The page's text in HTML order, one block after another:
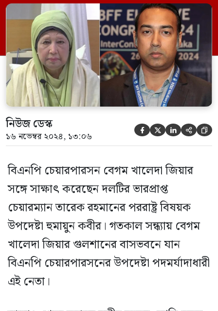
বিএনপি চেয়ারপারসনের উপদেষ্টা পদমর্যাদাধারী
এই নেতা। সাক্ষাৎ শেষে হুমায়ুন কবীর বলেন,
আমি মূলত মমতাময়ী দেশনেত্রী বেগম খালেদা
জিয়ার স্বাস্থ্যের খোঁজ নিতে গিয়েছিলাম। হুমায়ুন
কবীর বলেন, জনগণ ঐক্যবদ্ধভাবে নিষ্ঠুর
স্বৈরাচার […]
নিউজ ডেস্ক
১৬ নভেম্বর ২০২৪, ১৩:০৬     
বিএনপি চেয়ারপারসন বেগম খালেদা জিয়ার
সঙ্গে সাক্ষাৎ করেছেন দলটির ভারপ্রাপ্ত
চেয়ারম্যান তারেক রহমানের পররাষ্ট্র বিষয়ক
উপদেষ্টা হুমায়ুন কবীর। গতকাল সন্ধ্যায় বেগম
খালেদা জিয়ার গুলশানের বাসভবনে যান
বিএনপি চেয়ারপারসনের উপদেষ্টা পদমর্যাদাধারী
এই নেতা।